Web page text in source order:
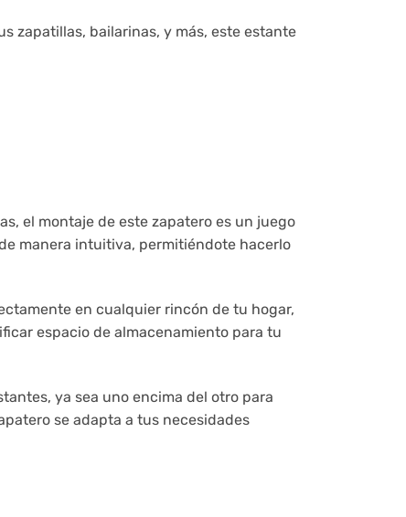
zapatillas, bailarinas, y más, este estante
el montaje de este zapatero es un juego
manera intuitiva, permitiéndote hacerlo
en cualquier rincón de tu hogar,
espacio de almacenamiento para tu
ya sea uno encima del otro para
se adapta a tus necesidades